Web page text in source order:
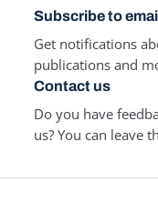
Subscribe to
Get notifications
publications and
Contact us
Do you have
us? You can leave